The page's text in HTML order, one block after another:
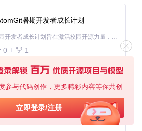
参与代码创作，更多精彩内容等你共创
立即登录/注册
比例下的清晰显示。用户可根据屏幕尺
滑优先"模式。
渲染引擎间切换，通过修改
可根据应用场景选择最合适的渲染方
应用，DirectWrite则对现代UWP应用支
到配置的完整流程
暑期开发者成长计划
「源启盛夏」暑期校园开发者成长计划旨在激活校园开源力量，通过积分激励、认证扶持、资源倾斜等形式，引导高校组织和开发者完成「入驻 — 建项目 — 做贡献 — 获认证 — 得资源」的完整闭环。无论你是想带领社团入驻平台的组织者，还是希望用代码贡献证明自己的开发者，都能在这里找到属于你的成长路径。
0 1
免费、本地、开源的 24/7 全天候 Cowork 应用，以及适用于 Gemini CLI、Claude Code、Codex、OpenCode、Qwen Code、Goose CLI、Auggie 等的 OpenClaw | 🌟 喜欢就点star吧
0 6